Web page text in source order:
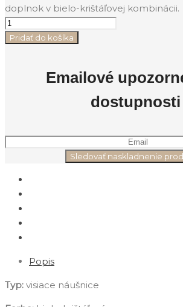
doplnok v bielo-krištáľovej kombinácii.
Pridať do košíka
Emailové
dostupnosti
Popis
Typ: visiace náušnice